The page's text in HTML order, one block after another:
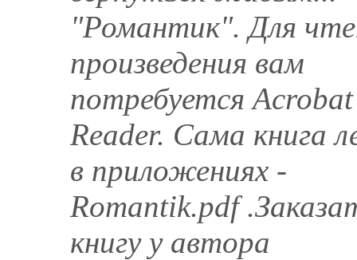
"Романтик". Для
произведения вам
потребуется Acrobat
Reader. Сама книга
в приложениях -
Romantik.pdf
книгу у автора